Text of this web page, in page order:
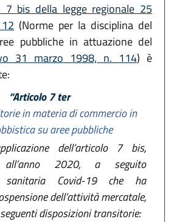
7 bis della legge regionale 25
(Norme per la disciplina del
pubbliche in attuazione del
31 marzo 1998, n. 114) è
“Articolo 7 ter
in materia di commercio in
su aree pubbliche
dell’articolo 7 bis,
all’anno 2020, a seguito
sanitaria Covid-19 che ha
dell’attività mercatale,
disposizioni transitorie: